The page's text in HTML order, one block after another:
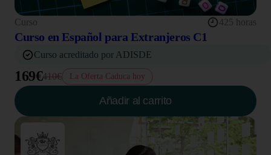
Curso 425 horas
Curso en Español para Extranjeros C1
Curso acreditado por ADISDE
169€410€ La Oferta Caduca hoy
Añadir al carrito